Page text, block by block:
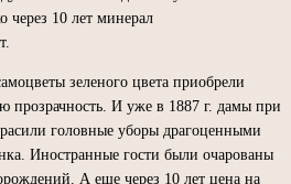
через 10 лет минерал
зеленого цвета приобрели
И уже в 1887 г. дамы при
головные уборы драгоценными
Иностранные гости были очарованы
А еще через 10 лет цена на